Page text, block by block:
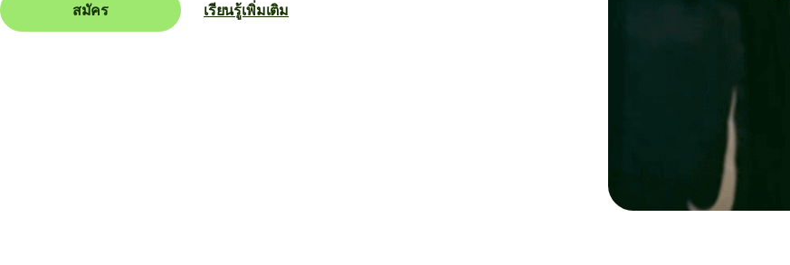
สมัคร เรียนรู้เพิ่มเติม